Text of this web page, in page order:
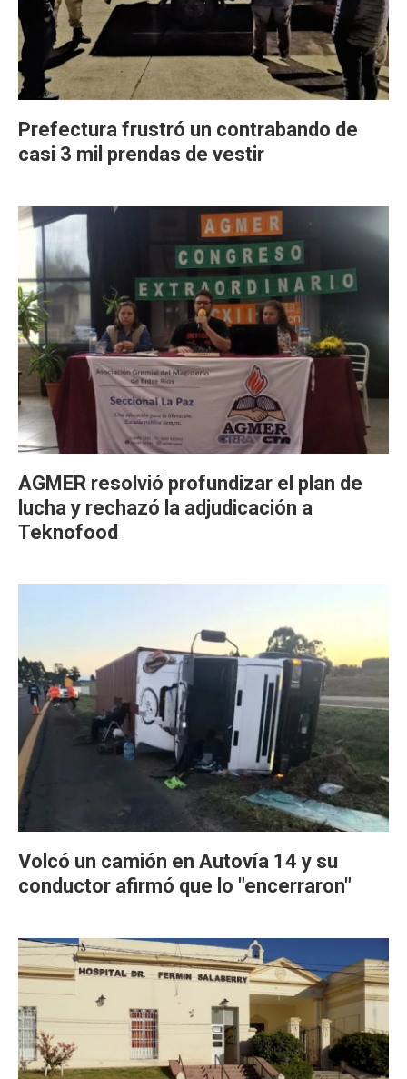
Prefectura frustró un contrabando de
casi 3 mil prendas de vestir
AGMER resolvió profundizar el plan de
lucha y rechazó la adjudicación a
Teknofood
Volcó un camión en Autovía 14 y su
conductor afirmó que lo "encerraron"